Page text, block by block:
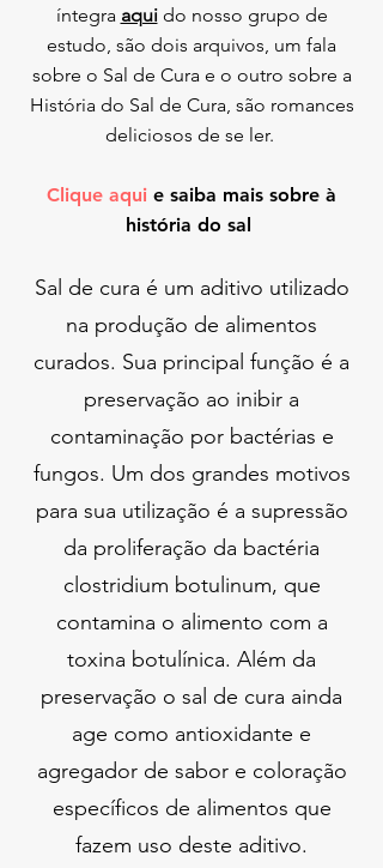
íntegra aqui do nosso grupo de
estudo, são dois arquivos, um fala
sobre o Sal de Cura e o outro sobre a
História do Sal de Cura, são romances
deliciosos de se ler.
Clique aqui e saiba mais sobre à
história do sal
Sal de cura é um aditivo utilizado
na produção de alimentos
curados. Sua principal função é a
preservação ao inibir a
contaminação por bactérias e
fungos. Um dos grandes motivos
para sua utilização é a supressão
da proliferação da bactéria
clostridium botulinum, que
contamina o alimento com a
toxina botulínica. Além da
preservação o sal de cura ainda
age como antioxidante e
agregador de sabor e coloração
específicos de alimentos que
fazem uso deste aditivo.